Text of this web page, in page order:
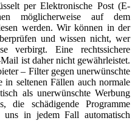
per Elektronische Post (E-
möglicherweise auf dem
werden. Wir können in der
und wissen nicht, wer
verbirgt. Eine rechtssichere
ist daher nicht gewährleistet.
– Filter gegen unerwünschte
seltenen Fällen auch normale
als unerwünschte Werbung
die schädigende Programme
in jedem Fall automatisch